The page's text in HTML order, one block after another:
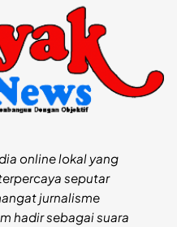
online lokal yang
seputar
jurnalisme
hadir sebagai suara